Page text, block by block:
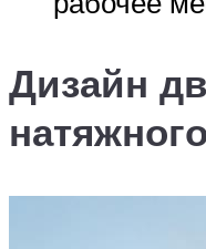
Дизайн